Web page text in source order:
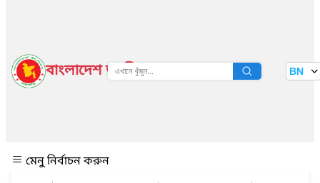
বাংলাদেশ জাতীয় তথ্য বাতায়ন BN
মেনু নির্বাচন করুন